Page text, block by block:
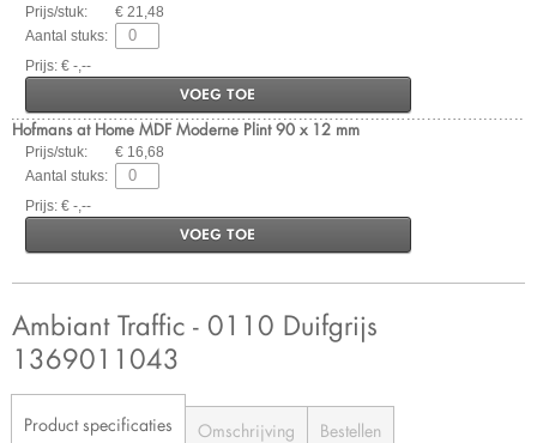
Prijs/stuk:
€ 21,48
Aantal stuks:
Prijs: € -,--
VOEG TOE
Hofmans at Home MDF Moderne Plint 90 x 12 mm
Prijs/stuk:
€ 16,68
Aantal stuks:
Prijs: € -,--
VOEG TOE
Ambiant Traffic - 0110 Duifgrijs
1369011043
Product specificaties Omschrijving Bestellen